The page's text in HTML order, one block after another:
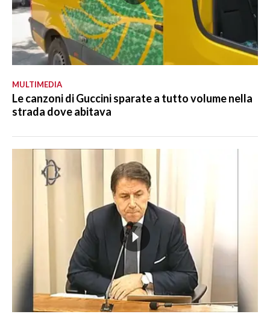
MULTIMEDIA
Le canzoni di Guccini sparate a tutto volume nella
strada dove abitava